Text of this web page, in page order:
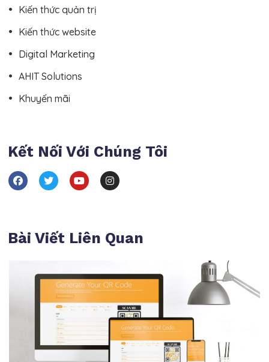
Kiến thức quản trị
Kiến thức website
Digital Marketing
AHIT Solutions
Khuyến mãi
Kết Nối Với Chúng Tôi
Bài Viết Liên Quan